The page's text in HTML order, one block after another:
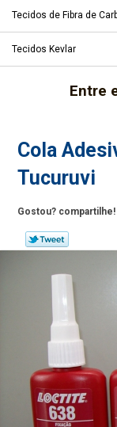
Tecidos de Fibra de
Tecidos Kevlar
Entre
Cola
Tucuruvi
Gostou? compartilhe!